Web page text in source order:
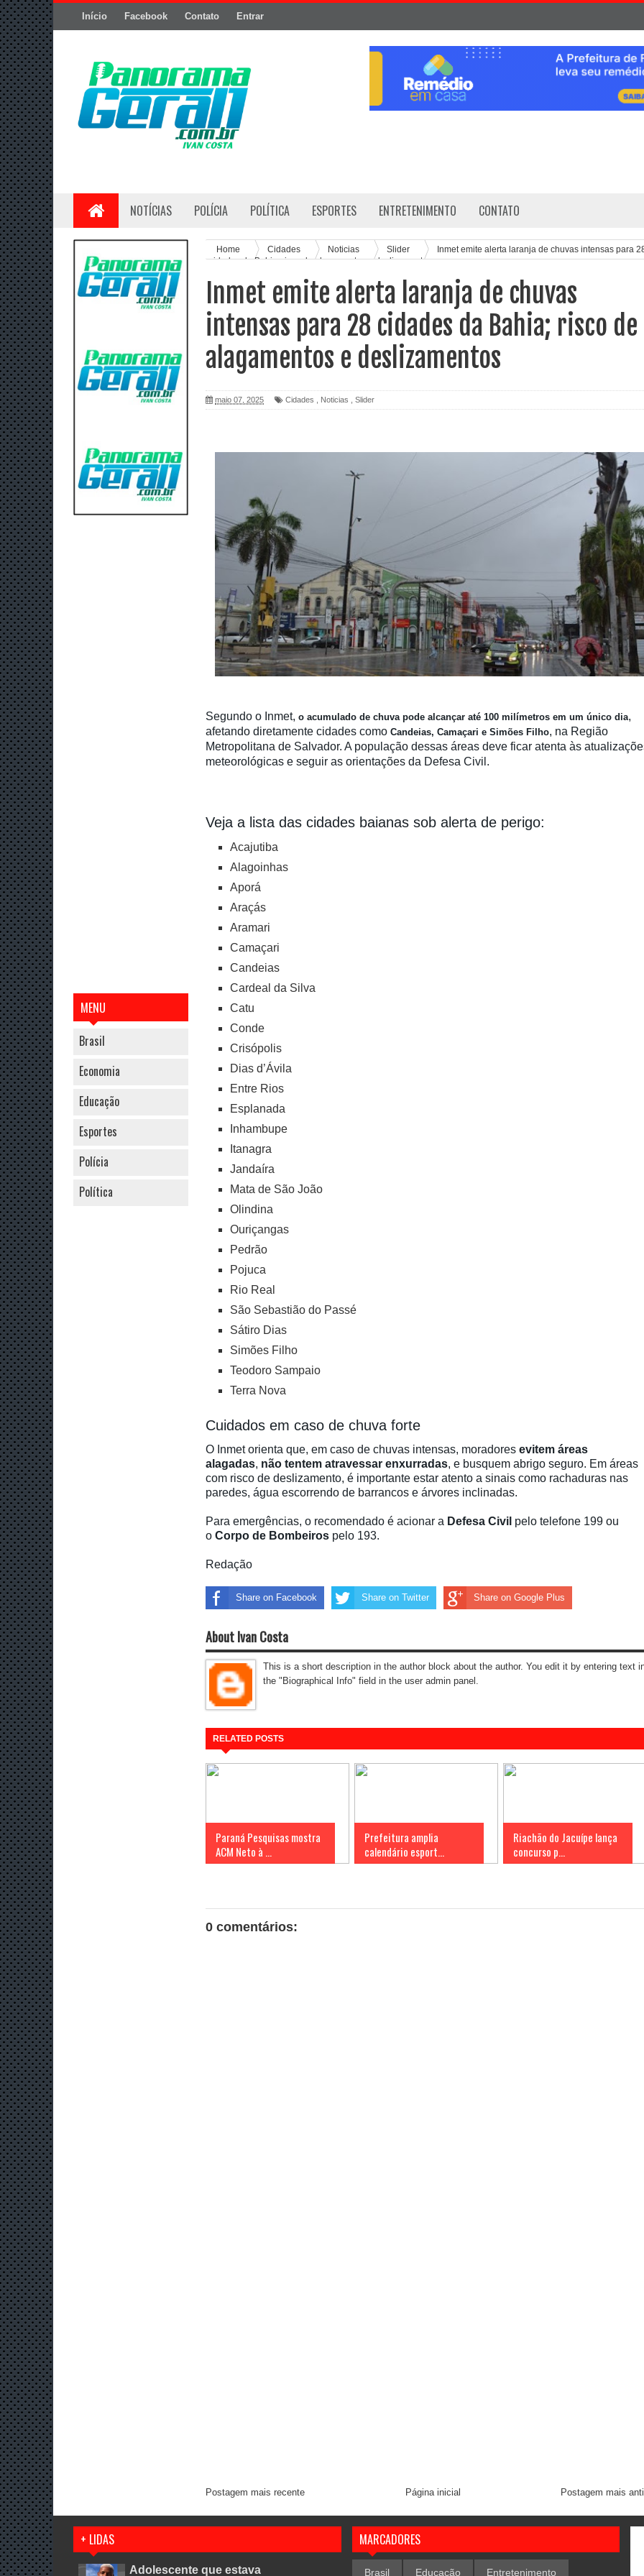
Início Facebook Contato Entrar
NOTÍCIAS POLÍCIA POLÍTICA ESPORTES ENTRETENIMENTO CONTATO
MENU
Brasil
Economia
Educação
Esportes
Polícia
Política
Home Cidades Noticias Slider
Inmet emite alerta laranja de chuvas intensas para
cidades da Bahia; risco de alagamentos e deslizamentos
Inmet emite alerta laranja de chuvas
intensas para 28 cidades da Bahia; risco de
alagamentos e deslizamentos
maio 07, 2025 Cidades Noticias Slider
Segundo o Inmet, o acumulado de chuva pode alcançar até 100 milímetros em um único dia,
afetando diretamente cidades como Candeias, Camaçari e Simões Filho, na Região
Metropolitana de Salvador. A população dessas áreas deve ficar atenta às
meteorológicas e seguir as orientações da Defesa Civil.
Veja a lista das cidades baianas sob alerta de perigo:
Acajutiba
Alagoinhas
Aporá
Araçás
Aramari
Camaçari
Candeias
Cardeal da Silva
Catu
Conde
Crisópolis
Dias d’Ávila
Entre Rios
Esplanada
Inhambupe
Itanagra
Jandaíra
Mata de São João
Olindina
Ouriçangas
Pedrão
Pojuca
Rio Real
São Sebastião do Passé
Sátiro Dias
Simões Filho
Teodoro Sampaio
Terra Nova
Cuidados em caso de chuva forte
O Inmet orienta que, em caso de chuvas intensas, moradores evitem áreas
alagadas, não tentem atravessar enxurradas, e busquem abrigo seguro. Em áreas
com risco de deslizamento, é importante estar atento a sinais como rachaduras nas
paredes, água escorrendo de barrancos e árvores inclinadas.
Para emergências, o recomendado é acionar a Defesa Civil pelo telefone 199 ou
o Corpo de Bombeiros pelo 193.
Redação
Share on Facebook Share on Twitter Share on Google Plus
About Ivan Costa
This is a short description in the author block about the author. You edit it by entering text
the "Biographical Info" field in the user admin panel.
RELATED POSTS
Paraná Pesquisas mostra
ACM Neto à ...
Prefeitura amplia
calendário esport...
Riachão do Jacuípe lança
concurso p...
0 comentários:
Postagem mais recente Postagem mais
Página inicial
+ LIDAS
Adolescente que estava
MARCADORES
Brasil Educação Entretenimento